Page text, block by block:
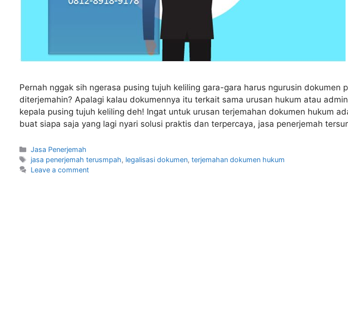
Pernah nggak sih ngerasa pusing tujuh keliling gara-gara harus ngurusin dokumen
diterjemahin? Apalagi kalau dokumennya itu terkait sama urusan hukum atau
kepala pusing tujuh keliling deh! Ingat untuk urusan terjemahan dokumen hukum
buat siapa saja yang lagi nyari solusi praktis dan terpercaya, jasa penerjemah
Categories
Jasa Penerjemah
Tags
jasa penerjemah terusmpah, legalisasi dokumen,terjemahan dokumen hukum
Leave a comment